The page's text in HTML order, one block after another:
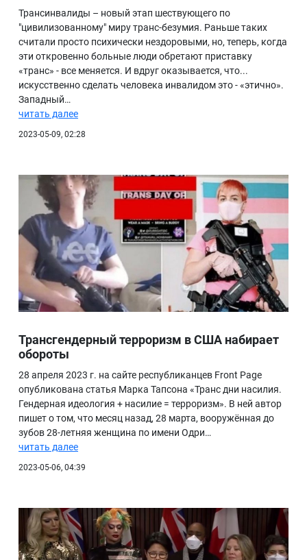
Трансинвалиды – новый этап шествующего по
"цивилизованному" миру транс-безумия. Раньше таких
считали просто психически нездоровыми, но, теперь, когда
эти откровенно больные люди обретают приставку
«транс» - все меняется. И вдруг оказывается, что...
искусственно сделать человека инвалидом это - «этично».
Западный…
читать далее
2023-05-09, 02:28
Трансгендерный терроризм в США набирает
обороты
28 апреля 2023 г. на сайте республиканцев Front Page
опубликована статья Марка Тапсона «Транс дни насилия.
Гендерная идеология + насилие = терроризм». В ней автор
пишет о том, что месяц назад, 28 марта, вооружённая до
зубов 28-летняя женщина по имени Одри…
читать далее
2023-05-06, 04:39